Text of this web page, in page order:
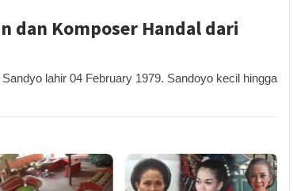
dan Komposer Handal dari
lahir 04 February 1979. Sandoyo kecil hingga